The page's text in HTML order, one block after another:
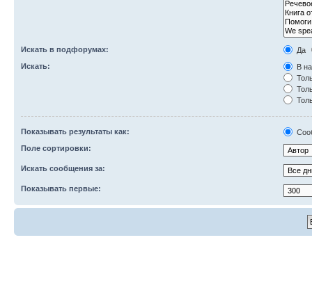
Искать в подфорумах:
Да
Искать:
В
Показывать результаты как:
Поле сортировки:
Искать сообщения за:
Показывать первые: